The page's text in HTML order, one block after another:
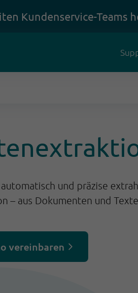
Kundenservice-Teams
und präzise
– aus Dokumenten und
vereinbaren